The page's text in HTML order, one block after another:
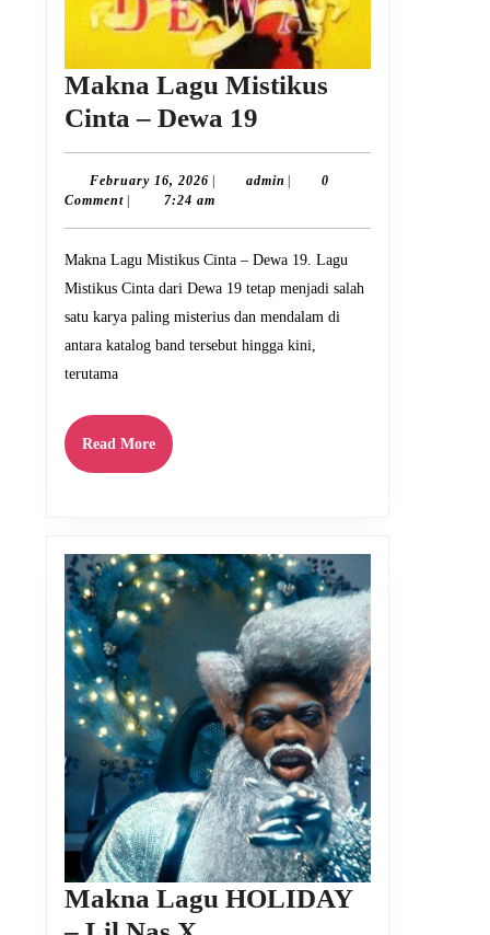
Makna Lagu Mistikus
Cinta – Dewa 19
Lagu
Mistikus
–
Dewa
19
February 16, 2026 February
16,
admin admin0
Comment
7:24 am
Makna Lagu Mistikus Cinta – Dewa 19. Lagu
Mistikus Cinta dari Dewa 19 tetap menjadi salah
satu karya paling misterius dan mendalam di
antara katalog band tersebut hingga kini,
terutama
Read MoreRead
More
Makna Lagu HOLIDAY